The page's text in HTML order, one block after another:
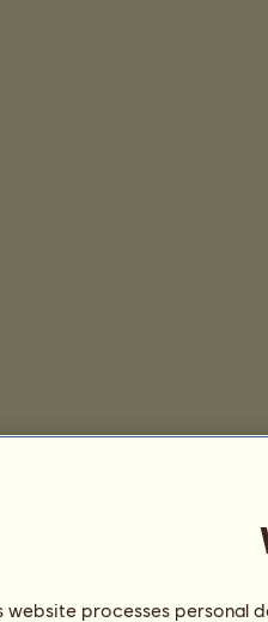
website processes personal